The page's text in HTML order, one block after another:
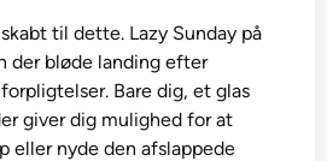
til dette. Lazy Sunday på
der bløde landing efter
Bare dig, et glas
giver dig mulighed for at
eller nyde den afslappede